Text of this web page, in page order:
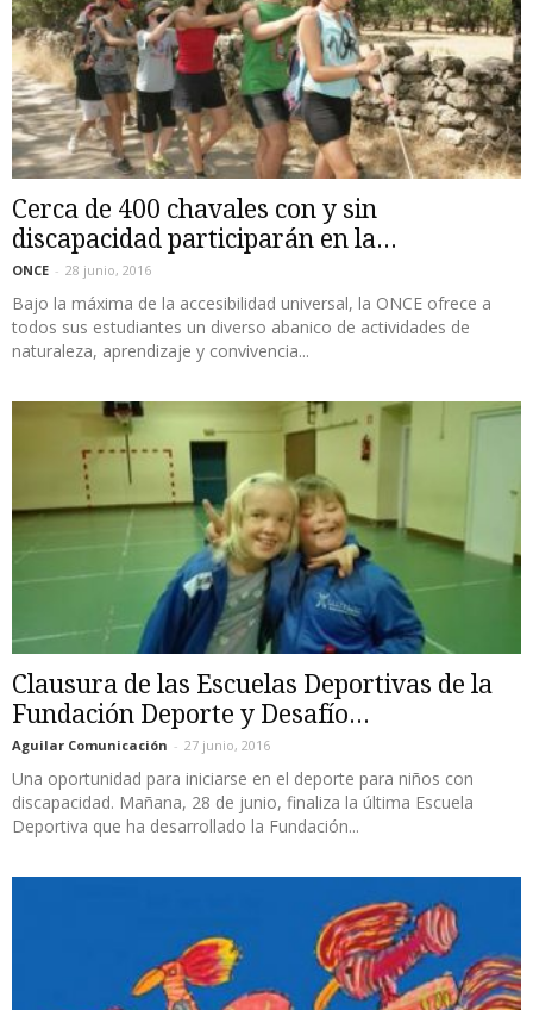
Cerca de 400 chavales con y sin
discapacidad participarán en la...
ONCE - 28 junio, 2016
Bajo la máxima de la accesibilidad universal, la ONCE ofrece a
todos sus estudiantes un diverso abanico de actividades de
naturaleza, aprendizaje y convivencia...
Clausura de las Escuelas Deportivas de la
Fundación Deporte y Desafío...
Aguilar Comunicación - 27 junio, 2016
Una oportunidad para iniciarse en el deporte para niños con
discapacidad. Mañana, 28 de junio, finaliza la última Escuela
Deportiva que ha desarrollado la Fundación...